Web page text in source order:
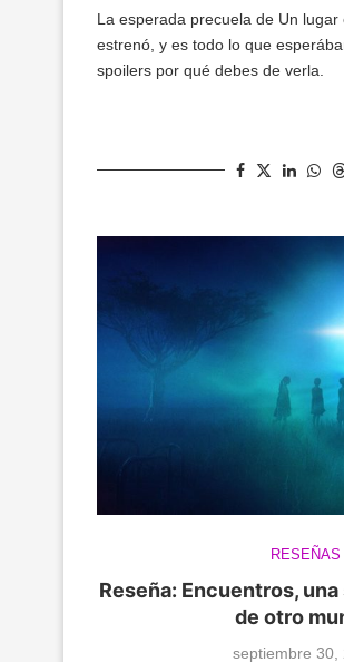
La esperada precuela de Un lugar
estrenó, y es todo lo que
spoilers por qué debes de verla.
RESEÑAS
Reseña: Encuentros,
de otro
septiembre 30,